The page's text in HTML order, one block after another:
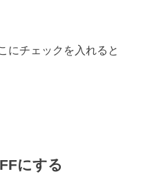
にチェックを入れると
にする